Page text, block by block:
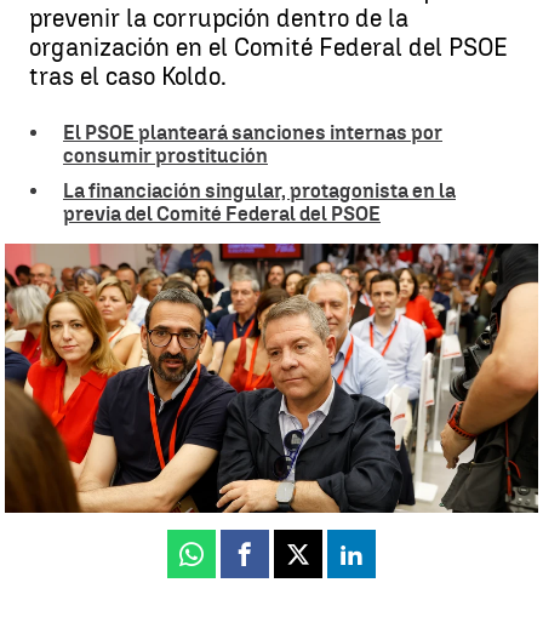
prevenir la corrupción dentro de la
organización en el Comité Federal del PSOE
tras el caso Koldo.
El PSOE planteará sanciones internas por
consumir prostitución
La financiación singular, protagonista en la
previa del Comité Federal del PSOE
Sánchez reconoce que fue él quien confió en Cerdán y Ábalos pero
asegura que seguirá al frente por "responsabilidad" |EFE
Neila Gallego
Publicado:05 de julio de 2025, 22:32
Whatsapp
Facebook
X Linkedin